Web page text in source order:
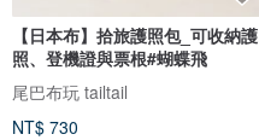
【日本布】拾旅護照包_可收納護
照、登機證與票根#蝴蝶飛
尾巴布玩 tailtail
NT$ 730